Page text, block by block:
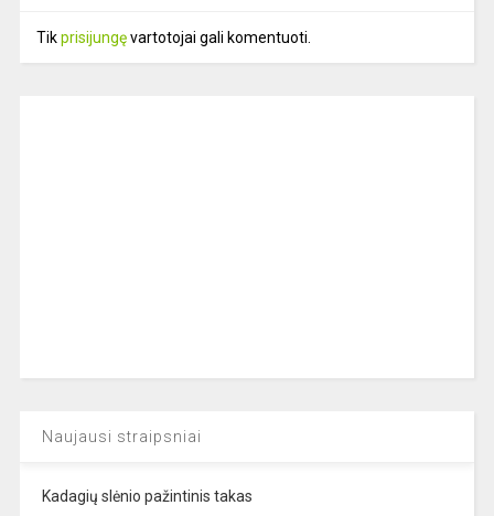
Tikprisijungęvartotojai gali komentuoti.
Naujausi straipsniai
Kadagių slėnio pažintinis takas